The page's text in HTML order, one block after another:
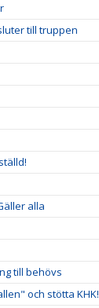
till truppen
alla
till behövs
och stötta KHK!